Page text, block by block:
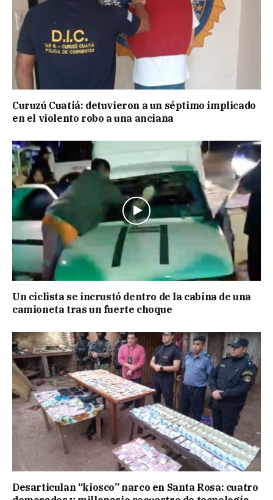
Curuzú Cuatiá: detuvieron a un séptimo implicado
en el violento robo a una anciana
Un ciclista se incrustó dentro de la cabina de una
camioneta tras un fuerte choque
Desarticulan “kiosco” narco en Santa Rosa: cuatro